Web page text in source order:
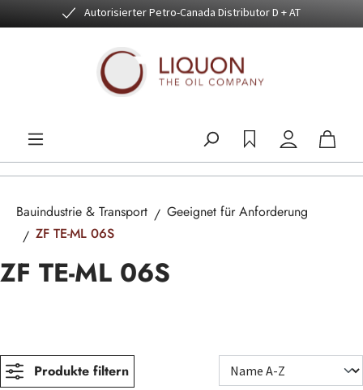
Zum Hauptinhalt springenAutorisierter Petro-Canada Distributor D + AT
Bauindustrie & Transport
Geeignet für Anforderung
ZF TE-ML 06S
ZF TE-ML 06S
Produkte filtern